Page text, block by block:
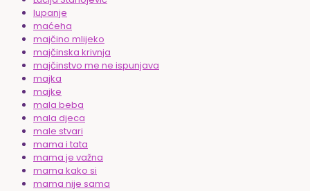
lupanje
maćeha
majčino mlijeko
majčinska krivnja
majčinstvo me ne ispunjava
majka
majke
mala beba
mala djeca
male stvari
mama i tata
mama je važna
mama kako si
mama nije sama